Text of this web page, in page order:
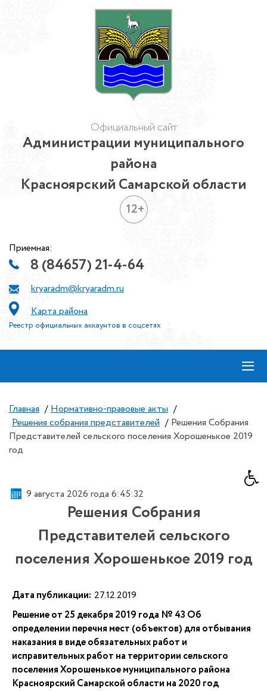
Официальный сайт
Администрации муниципального
района
Красноярский Самарской области
12+
Приемная:
8 (84657) 21-4-64
kryaradm@kryaradm.ru
Карта района
Реестр официальных аккаунтов в соцсетях
≡
Главная / Нормативно-правовые акты /
Решения собрания представителей / Решения Собрания
Представителей сельского поселения Хорошенькое 2019
год
9 августа 2026 года 6:45:33
Решения Собрания
Представителей сельского
поселения Хорошенькое 2019 год
Дата публикации: 27.12.2019
Решение от 25 декабря 2019 года № 43 Об
определении перечня мест (объектов) для отбывания
наказания в виде обязательных работ и
исправительных работ на территории сельского
поселения Хорошенькое муниципального района
Красноярский Самарской области на 2020 год